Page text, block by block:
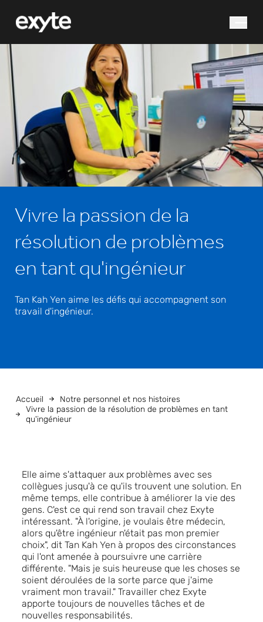
que cherchez-vous ?
Recherche
Vivre la passion de la
résolution de problèmes
en tant qu'ingénieur
Tan Kah Yen aime les défis qui accompagnent son
travail d'ingénieur.
Accueil
Notre personnel et nos histoires
Vivre la passion de la résolution de problèmes en tant
qu'ingénieur
Elle aime s'attaquer aux problèmes avec ses
collègues jusqu'à ce qu'ils trouvent une solution. En
même temps, elle contribue à améliorer la vie des
gens. C'est ce qui rend son travail chez Exyte
intéressant. "À l'origine, je voulais être médecin,
alors qu'être ingénieur n'était pas mon premier
choix", dit Tan Kah Yen à propos des circonstances
qui l'ont amenée à poursuivre une carrière
différente. "Mais je suis heureuse que les choses se
soient déroulées de la sorte parce que j'aime
vraiment mon travail." Travailler chez Exyte
apporte toujours de nouvelles tâches et de
nouvelles responsabilités.